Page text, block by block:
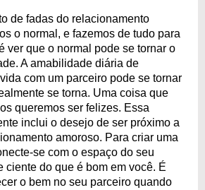
de fadas do relacionamento
o normal, e fazemos de tudo para
ver que o normal pode se tornar o
A amabilidade diária de
com um parceiro pode se tornar
se torna. Uma coisa que
queremos ser felizes. Essa
inclui o desejo de ser próximo a
amoroso. Para criar uma
se com o espaço do seu
ciente do que é bom em você. É
o bem no seu parceiro quando